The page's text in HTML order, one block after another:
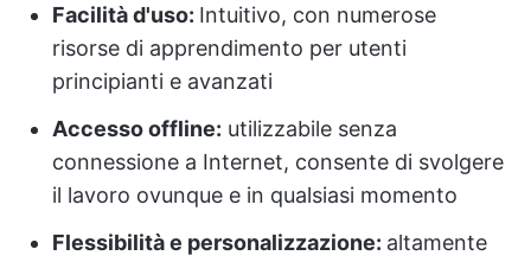
Facilità d'uso: Intuitivo, con numerose
risorse di apprendimento per utenti
principianti e avanzati
Accesso offline: utilizzabile senza
connessione a Internet, consente di svolgere
il lavoro ovunque e in qualsiasi momento
Flessibilità e personalizzazione: altamente